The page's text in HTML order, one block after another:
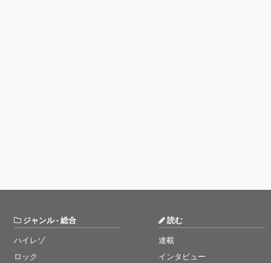
ジャンル-総合
ハイレゾ
ロック
読む
連載
インタビュー